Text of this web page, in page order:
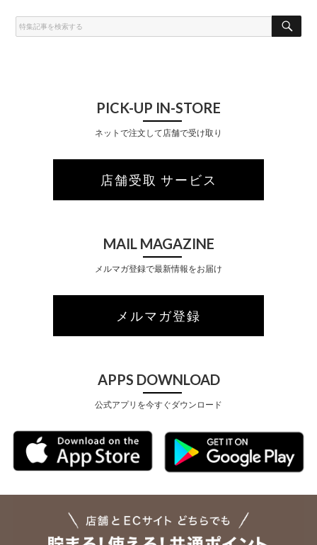
S
PICK-UP IN-STORE
ネットで注文して店舗で受け取り
店舗受取 サービス
MAIL MAGAZINE
メルマガ登録で最新情報をお届け
メルマガ登録
APPS DOWNLOAD
公式アプリを今すぐダウンロード